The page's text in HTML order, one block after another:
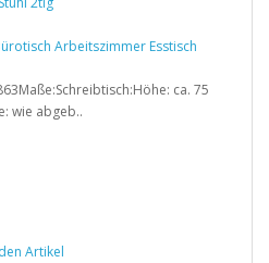
Arbeitszimmer Esstisch
ca. 75
wie abgeb..
Artikel